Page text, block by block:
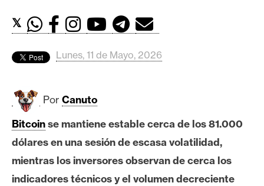
d
s
B
t
c
o
i
𝕏
Lunes, 11 de Mayo, 2026
Por Canuto
Bitcoinse mantiene estable cerca de los 81.000
dólares en una sesión de escasa volatilidad,
mientras los inversores observan de cerca los
indicadores técnicos y el volumen decreciente